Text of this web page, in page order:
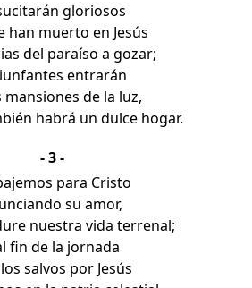
gloriosos
han muerto en Jesús
del paraíso a gozar;
entrarán
mansiones de la luz,
habrá un dulce hogar.
- 3 -
para Cristo
su amor,
nuestra vida terrenal;
fin de la jornada
salvos por Jesús